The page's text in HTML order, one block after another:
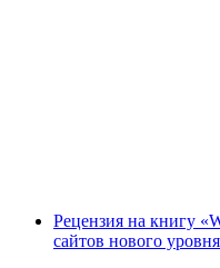
Рецензия на книгу
сайтов нового